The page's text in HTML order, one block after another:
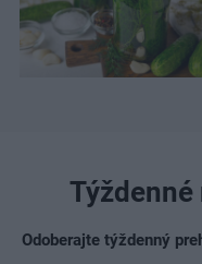
Odoberajte týždenný